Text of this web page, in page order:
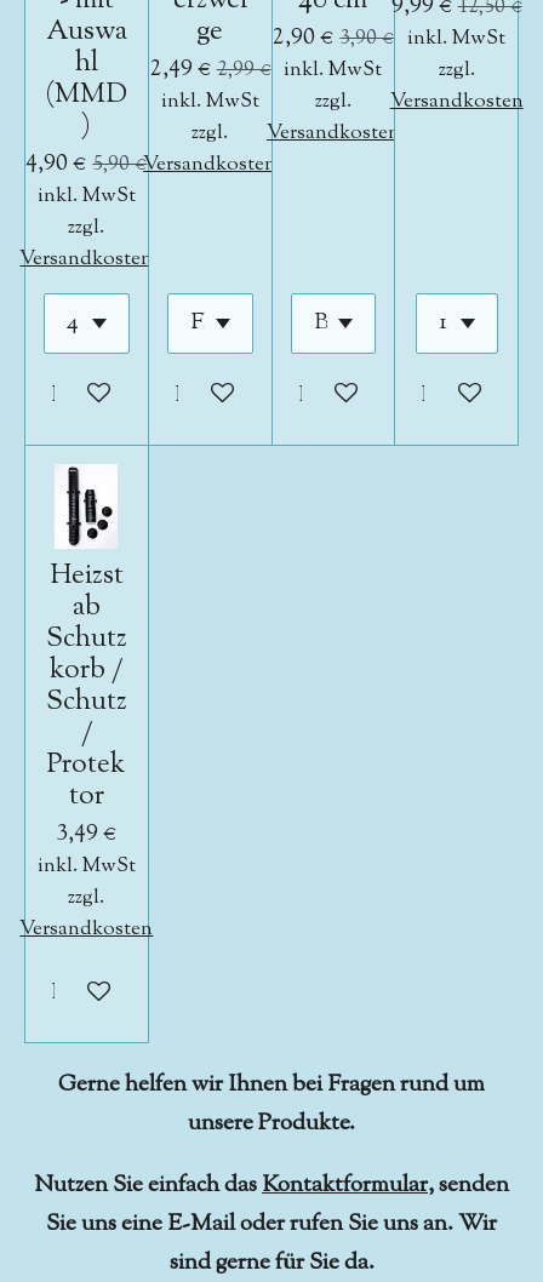
Auswa
hl
(MMD
)
4,90 € 5,90 €
inkl. MwSt
zzgl.
Versandkosten
In den Warenkorb
ge
2,49 €2,99 €
inkl. MwSt
zzgl.
Versandkosten
In den Warenkorb
2,90 € 3,90 €
inkl. MwSt
zzgl.
Versandkosten
In den Warenkorb
12,50 €
inkl. MwSt
zzgl.
Versandkosten
In den
Heizst
ab
Schutz
korb /
Schutz
/
Protek
tor
3,49 €
inkl. MwSt
zzgl.
Versandkosten
In den Warenkorb
Gerne helfen wir Ihnen bei Fragen rund um
unsere Produkte.
Nutzen Sie einfach dasKontaktformular, senden
Sie uns eine E-Mail oder rufen Sie uns an. Wir
sind gerne für Sie da.